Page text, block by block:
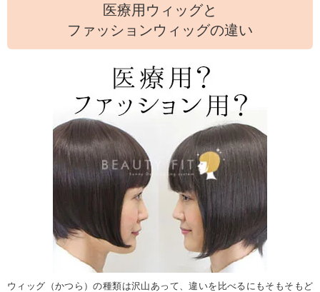
医療用ウィッグと
ファッションウィッグの違い
ウィッグ（かつら）の種類は沢山あって、違いを比べるにもそもそもど